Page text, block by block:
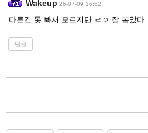
Wakeup 26-07-09 16:52
다른건 못 봐서 모르지만 ㄹㅇ 잘 뽑았다
답글